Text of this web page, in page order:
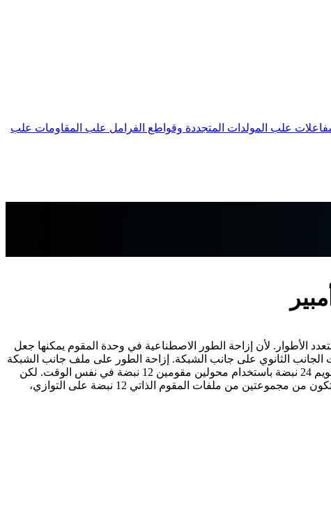
علب المولدات المتجددة وقواطع الفرامل علب المقاومات علب
الأطوار. لأن إزاحة الطور الاصطناعية في وحدة المقوم يمكنها جعل
التصميم سيحسن بشكل كبير تأثير توافقيات الجانب الثانوي على جانب الشبكة. إزاحة الطور على ملف جانب الشبكة
هو التصميم الشائع في محول المقوم. عموماً، لمحول مقوم 12 نبضة يكون للملفات منخفضة الجهد هيكل انقسام محوري. يمكن تحقيق تقويم 24 نبضة باستخدام محولين مقومين 12 نبضة في نفس الوقت. لكن
محولين مقومين 12 نبضة سيشغلان مساحة أكبر، ويزيدان التكلفة أكثر، وهكذا. محول المقوم 24 نبضة المصمم والمنتج من قبل شركتنا يتكون من مجموعتين من ملفات المقوم الذاتي 12 نبضة على التوازي،